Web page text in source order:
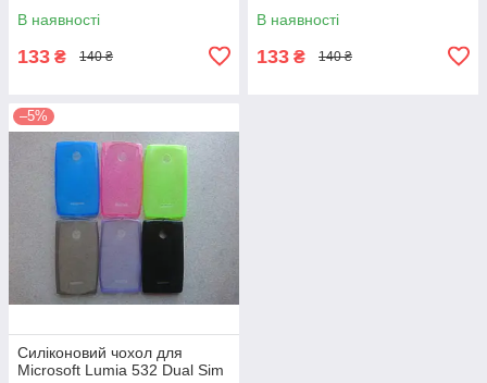
В наявності
133 ₴ 140 ₴
В наявності
133 ₴ 140 ₴
–5%
Силіконовий чохол для
Microsoft Lumia 532 Dual Sim